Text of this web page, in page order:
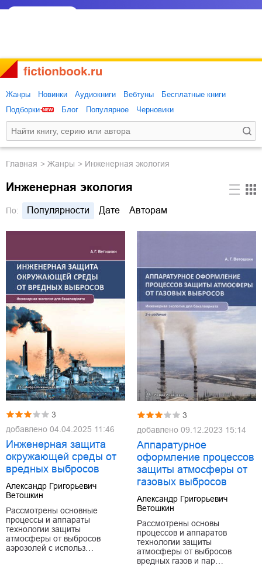
Жанры Новинки Аудиокниги Вебтуны
Бесплатные книги
Подборки
Блог Популярное Черновики
Главная Жанры Инженерная экология
Инженерная экология
По: Популярности Дате Авторам
3
добавлено 04.04.2025 11:46
Инженерная защита
окружающей среды от
вредных выбросов
Александр Григорьевич
Ветошкин
Рассмотрены основные
процессы и аппараты
технологии защиты
атмосферы от выбросов
аэрозолей с использ…
3
добавлено 09.12.2023 15:14
Аппаратурное
оформление процессов
защиты атмосферы от
газовых выбросов
Александр Григорьевич
Ветошкин
Рассмотрены основы
процессов и аппаратов
технологии защиты
атмосферы от выбросов
вредных газов и пар…